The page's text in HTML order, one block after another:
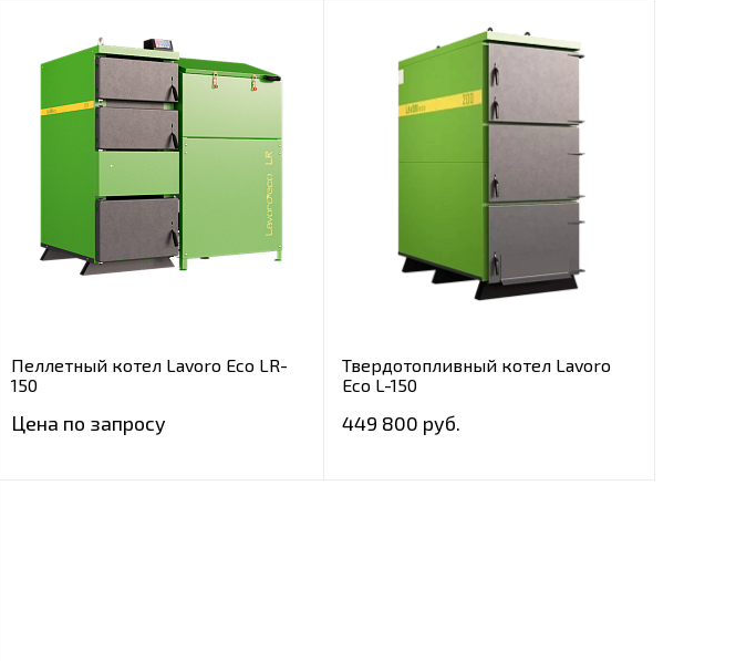
Пеллетный котел Lavoro Eco LR-
150
Цена по запросу
Твердотопливный котел Lavoro
Eco L-150
449 800 руб.